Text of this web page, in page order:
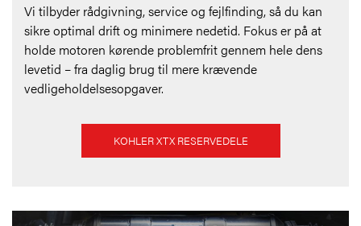
Vi tilbyder rådgivning, service og fejlfinding, så du kan
sikre optimal drift og minimere nedetid. Fokus er på at
holde motoren kørende problemfrit gennem hele dens
levetid – fra daglig brug til mere krævende
vedligeholdelsesopgaver.
KOHLER XTX RESERVEDELE